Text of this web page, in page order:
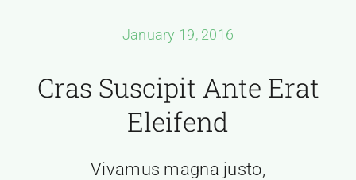
Amenities & Site Dev
January 19, 2016
Cras Suscipit Ante Erat
Eleifend
Vivamus magna justo,